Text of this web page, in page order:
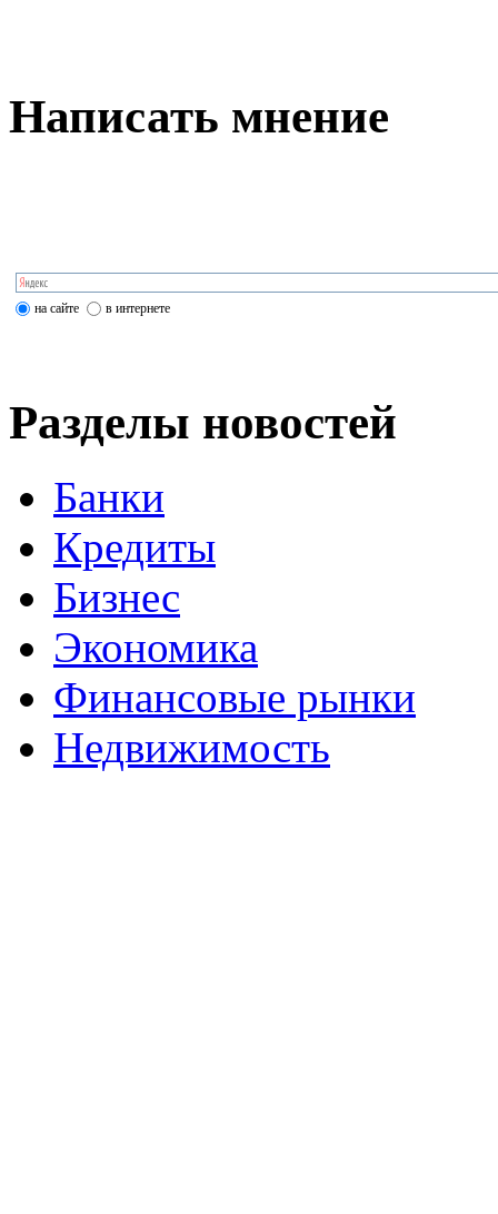
Написать мнение
на сайте в интернете
Разделы новостей
Банки
Кредиты
Бизнес
Экономика
Финансовые рынки
Недвижимость